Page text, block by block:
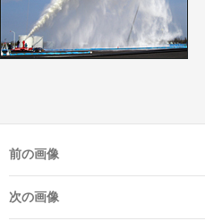
前の画像
次の画像